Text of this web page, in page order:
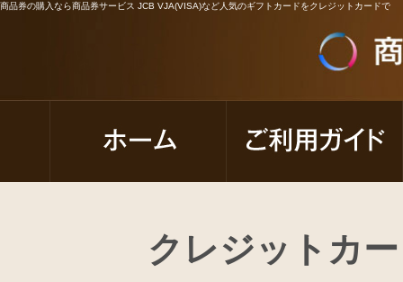
商品券の購入なら商品券サービス JCB VJA(VISA)など人気のギフトカードをクレジットカードで
クレジットカ